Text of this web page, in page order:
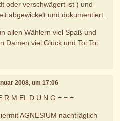
oder verschwägert ist ) und
abgewickelt und dokumentiert.
allen Wählern viel Spaß und
Damen viel Glück und Toi Toi
2008, um 17:06
R M EL D U N G = = =
AGNESIUM nachträglich